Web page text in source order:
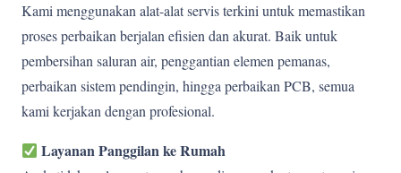
Kami menggunakan alat-alat servis terkini untuk memastikan
proses perbaikan berjalan efisien dan akurat. Baik untuk
pembersihan saluran air, penggantian elemen pemanas,
perbaikan sistem pendingin, hingga perbaikan PCB, semua
kami kerjakan dengan profesional.
Layanan Panggilan ke Rumah